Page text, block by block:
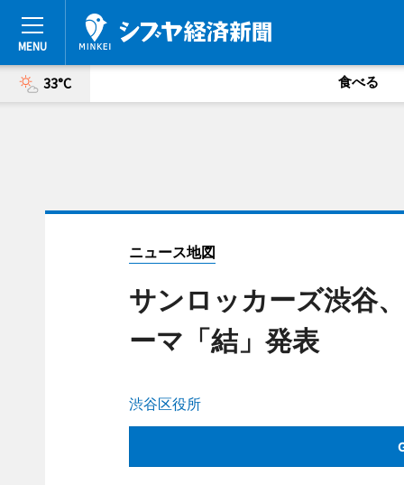
33°C 食べる
ニュース地図
サンロッカーズ渋谷
ーマ「結」発表
渋谷区役所